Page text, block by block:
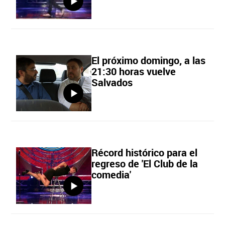
El próximo domingo, a las
21:30 horas vuelve
Salvados
Récord histórico para el
regreso de 'El Club de la
comedia'